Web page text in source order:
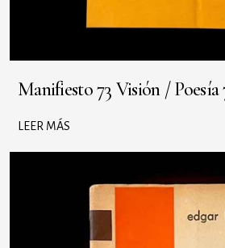
Manifiesto 73 Visión / Poesía
LEER MÁS